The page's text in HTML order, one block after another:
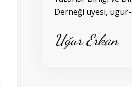
Derneği üyesi,
Uğur Erkan